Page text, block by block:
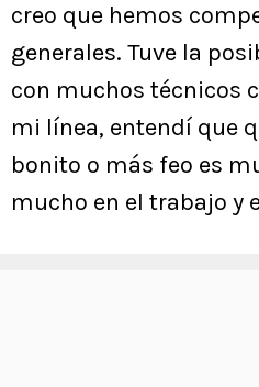
creo que hemos
generales. Tuve la
con muchos técnicos
mi línea, entendí que
bonito o más feo es
mucho en el trabajo y